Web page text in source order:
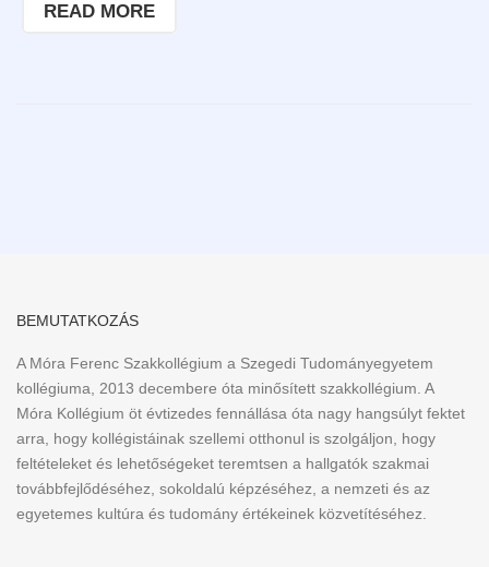
READ MORE
BEMUTATKOZÁS
A Móra Ferenc Szakkollégium a Szegedi Tudományegyetem
kollégiuma, 2013 decembere óta minősített szakkollégium. A
Móra Kollégium öt évtizedes fennállása óta nagy hangsúlyt fektet
arra, hogy kollégistáinak szellemi otthonul is szolgáljon, hogy
feltételeket és lehetőségeket teremtsen a hallgatók szakmai
továbbfejlődéséhez, sokoldalú képzéséhez, a nemzeti és az
egyetemes kultúra és tudomány értékeinek közvetítéséhez.